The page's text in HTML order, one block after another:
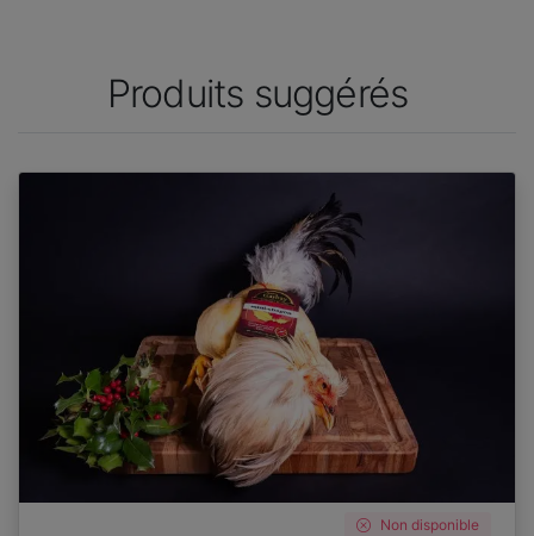
Produits suggérés
Non disponible